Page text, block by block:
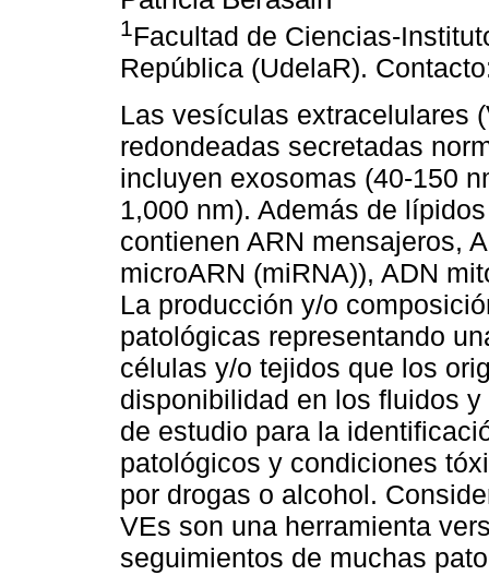
1Facultad de Ciencias-
República (UdelaR).
Las vesículas extracelulares
redondeadas secretadas
incluyen exosomas (40-150
1,000 nm). Además de
contienen ARN mensajeros,
microARN (miRNA)), ADN
La producción y/o
patológicas representando
células y/o tejidos que los
disponibilidad en los fluidos
de estudio para la
patológicos y condiciones
por drogas o alcohol.
VEs son una herramienta
seguimientos de muchas